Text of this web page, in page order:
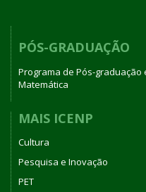
PÓS-GRADUAÇÃO
Programa de Pós-graduação
Matemática
MAIS ICENP
Cultura
Pesquisa e Inovação
PET